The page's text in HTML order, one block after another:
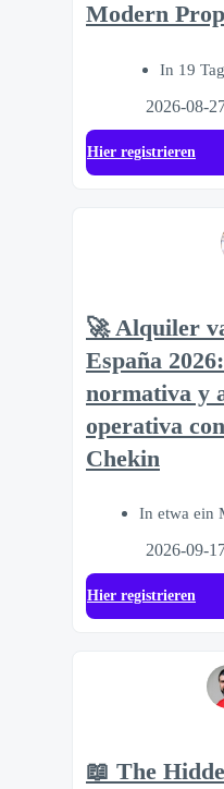
Modern
In 19
2026-08-
Hier registrieren
🚀 Alquiler
España
normativa y
operativa
Chekin
In etwa ein
2026-09-
Hier registrieren
📖 The